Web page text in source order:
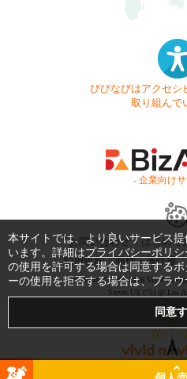
びびなびはアクセシ
取り組んで
- 企業向け
お問い合わせ はじめて
利用規約
商標・著作権
Copyright © 1999-2026 Vivid
Server US (75) @ Los
本サイトでは、より良いサービス
います。詳細はプライバシーポリシ
の使用を許可する場合は同意する
ーの使用を拒否する場合は、ブラウ